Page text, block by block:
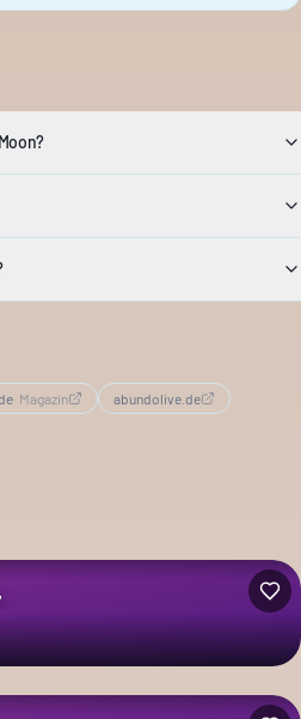
· Magazin
abundolive.de